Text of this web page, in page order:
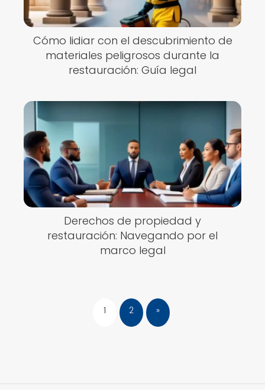
Cómo lidiar con el descubrimiento de
materiales peligrosos durante la
restauración: Guía legal
Derechos de propiedad y
restauración: Navegando por el
marco legal
1 2 »